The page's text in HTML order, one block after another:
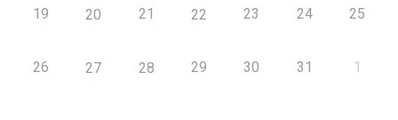
19 20 21 22 23 24 25
26 27 28 29 30 31 1